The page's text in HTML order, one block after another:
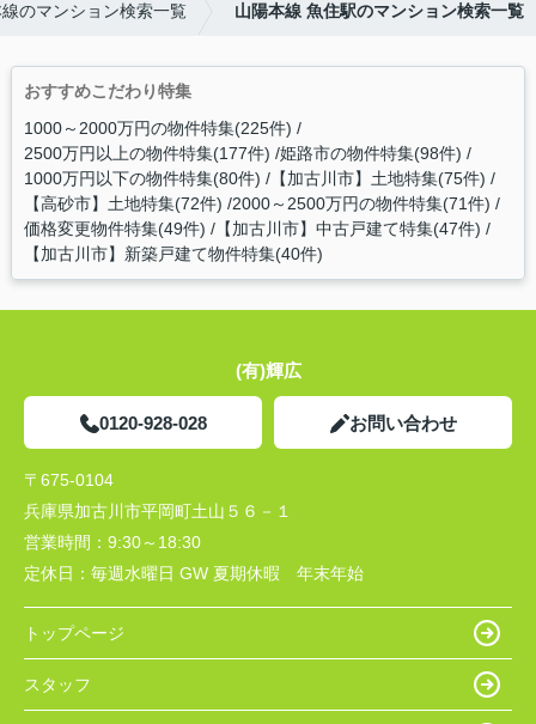
のマンション検索一覧 山陽本線 魚住駅のマンション検索一覧
おすすめこだわり特集
1000～2000万円の物件特集(225件)
2500万円以上の物件特集(177件) 姫路市の物件特集(98件)
1000万円以下の物件特集(80件) 【加古川市】土地特集(75件)
【高砂市】土地特集(72件) 2000～2500万円の物件特集(71件)
価格変更物件特集(49件) 【加古川市】中古戸建て特集(47件)
【加古川市】新築戸建て物件特集(40件)
(有)輝広
0120-928-028 お問い合わせ
〒675-0104
兵庫県加古川市平岡町土山５６－１
営業時間： 9:30～18:30
定休日： 毎週水曜日 GW 夏期休暇 年末年始
トップページ
スタッフ